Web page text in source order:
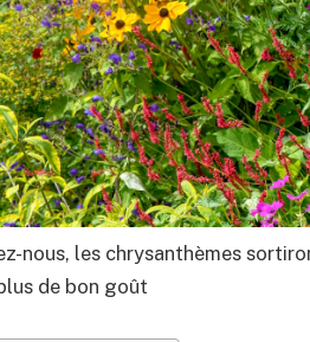
nous, les chrysanthèmes
de bon goût